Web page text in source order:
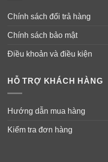
Sữa bò non UpSpring
Colostrum có tốt
Sữa non giúp con bạn phát
trưởng.
Chỉ trong 6 tuần bổ sung
Chính sách đổi trả hàng
Chính sách bảo mật
Điều khoản và điều kiện
HỖ TRỢ KHÁCH HÀNG
Hướng dẫn mua hàng
Kiểm tra đơn hàng